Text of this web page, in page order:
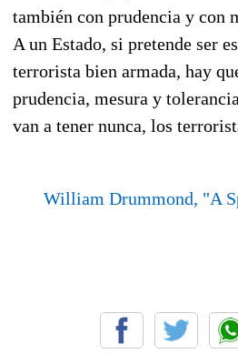
también con prudencia y con
A un Estado, si pretende ser
terrorista bien armada, hay
prudencia, mesura y
van a tener nunca, los
William Drummond, "A